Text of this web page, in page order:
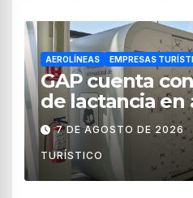
AEROLÍNEAS EMPRESAS
GAP cuenta
de lactancia
de México
7 DE AGOSTO DE 2026
TURÍSTICO